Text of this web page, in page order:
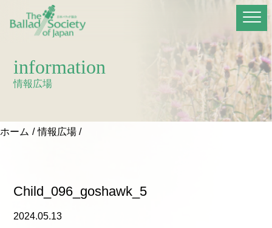
information
情報広場
ホーム 情報広場
Child_096_goshawk_5
2024.05.13